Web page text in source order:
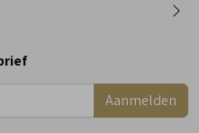
9:00 - 18:00
Aanmelden